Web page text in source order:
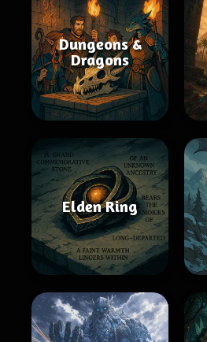
Dungeons &
Dragons
Elden Ring